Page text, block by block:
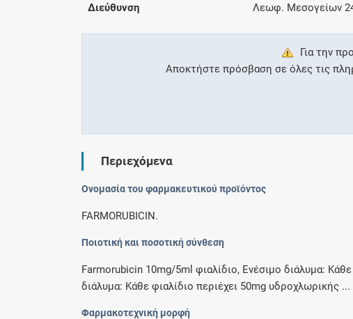
Διεύθυνση Λεωφ. Μεσογείων
Για την
Αποκτήστε πρόσβαση σε όλες τις
Περιεχόμενα
Ονομασία του φαρμακευτικού προϊόντος
FARMORUBICIN.
Ποιοτική και ποσοτική σύνθεση
Farmorubicin 10mg/5ml φιαλίδιο, Ενέσιμο διάλυμα:
διάλυμα: Κάθε φιαλίδιο περιέχει 50mg υδροχλωρικής ...
Φαρμακοτεχνική μορφή